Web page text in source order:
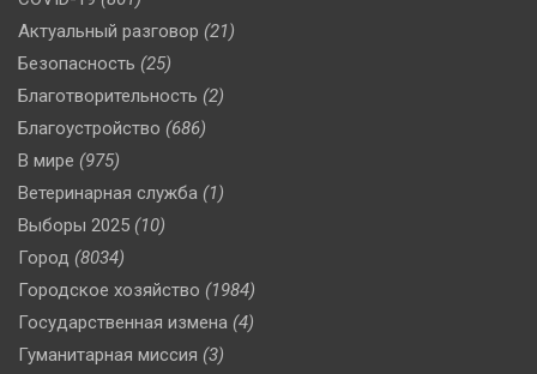
Актуальный разговор (21)
Безопасность (25)
Благотворительность (2)
Благоустройство (686)
В мире (975)
Ветеринарная служба (1)
Выборы 2025 (10)
Город (8034)
Городское хозяйство (1984)
Государственная измена (4)
Гуманитарная миссия (3)